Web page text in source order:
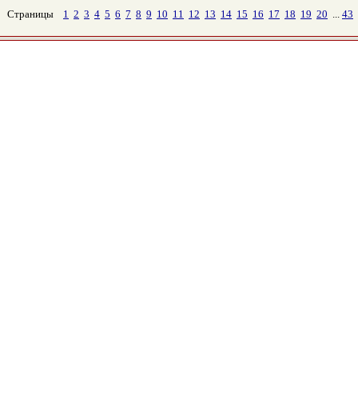
Страницы 1 2 3 4 5 6 7 8 9 10 11 12 13 14 15 16 17 18 19 20 ... 43